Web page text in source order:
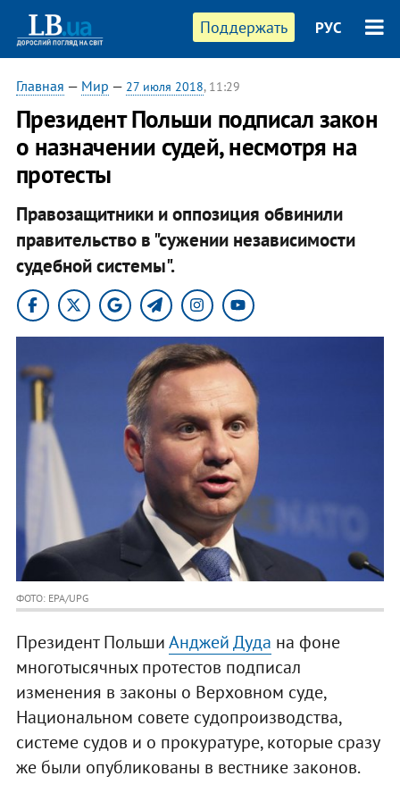
Поддержать РУС
Главная — Мир — 27 июля 2018, 11:29
Президент Польши подписал закон
о назначении судей, несмотря на
протесты
Правозащитники и оппозиция обвинили
правительство в "сужении независимости
судебной системы".
ФОТО: EPA/UPG
Президент ПольшиАнджей Дуда на фоне
многотысячных протестов подписал
изменения в законы о Верховном суде,
Национальном совете судопроизводства,
системе судов и о прокуратуре, которые сразу
же были опубликованы в вестнике законов.